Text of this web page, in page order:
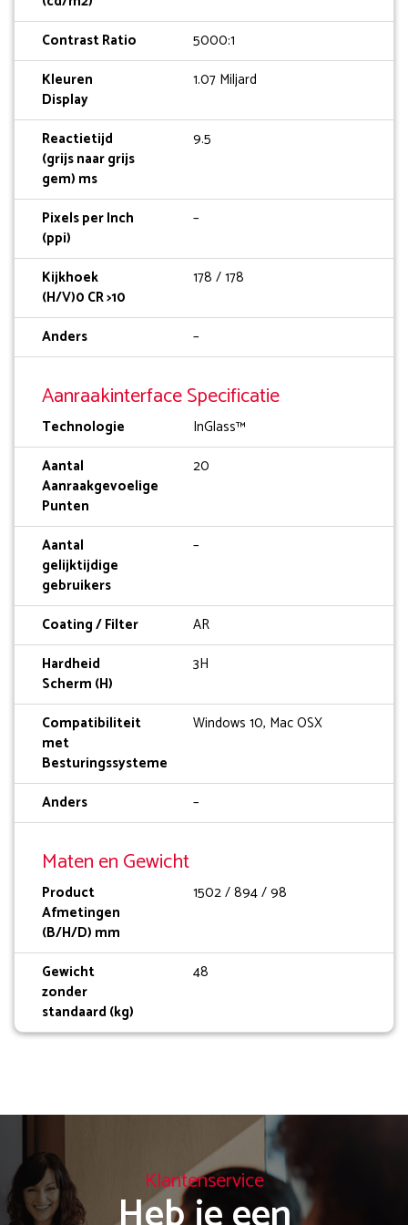
Contrast Ratio
5000:1
Kleuren
Display
1.07 Miljard
Reactietijd
(grijs naar grijs
gem) ms
9.5
Pixels per Inch
(ppi)
–
Kijkhoek
(H/V)0 CR >10
178 / 178
Anders –
Aanraakinterface Specificatie
Technologie
InGlass™
Aantal
Aanraakgevoelige
Punten
20
Aantal
gelijktijdige
gebruikers
–
Coating / Filter
AR
Hardheid
Scherm (H)
3H
Compatibiliteit
met
Besturingssysteme
Windows 10, Mac OSX
Anders –
Maten en Gewicht
Product
Afmetingen
(B/H/D) mm
1502 / 894 / 98
Gewicht
zonder
standaard (kg)
48
Klantenservice